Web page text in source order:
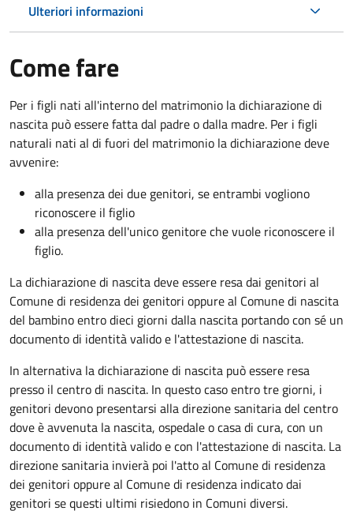
Ulteriori informazioni
Come fare
Per i figli nati all'interno del matrimonio la dichiarazione di
nascita può essere fatta dal padre o dalla madre. Per i figli
naturali nati al di fuori del matrimonio la dichiarazione deve
avvenire:
alla presenza dei due genitori, se entrambi vogliono
riconoscere il figlio
alla presenza dell'unico genitore che vuole riconoscere il
figlio.
La dichiarazione di nascita deve essere resa dai genitori al
Comune di residenza dei genitori oppure al Comune di nascita
del bambino entro dieci giorni dalla nascita portando con sé un
documento di identità valido e l'attestazione di nascita.
In alternativa la dichiarazione di nascita può essere resa
presso il centro di nascita. In questo caso entro tre giorni, i
genitori devono presentarsi alla direzione sanitaria del centro
dove è avvenuta la nascita, ospedale o casa di cura, con un
documento di identità valido e con l'attestazione di nascita. La
direzione sanitaria invierà poi l'atto al Comune di residenza
dei genitori oppure al Comune di residenza indicato dai
genitori se questi ultimi risiedono in Comuni diversi.